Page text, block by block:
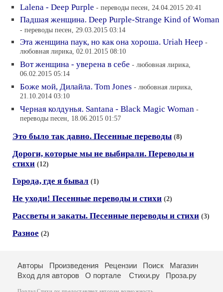
Lalena - Deep Purple - переводы песен, 24.04.2015 20:41
Падшая женщина. Deep Purple-Strange Kind of Woman
- переводы песен, 29.03.2015 03:14
Эта женщина паук, но как она хороша. Uriah Heep -
любовная лирика, 02.01.2015 08:10
Вот женщина - уверена в себе - любовная лирика,
06.02.2015 05:14
Боже мой, Дилайла. Tom Jones - любовная лирика,
21.10.2014 03:10
Черная колдунья. Santana - Black Magic Woman -
переводы песен, 18.06.2015 01:57
Это было так давно. Песенные переводы (8)
Дороги, которые мы не выбирали. Переводы и
стихи (12)
Города, где я бывал (1)
Не уходи! Песенные переводы и стихи (2)
Рассветы и закаты. Песенные переводы и стихи (3)
Разное (2)
Авторы Произведения Рецензии Поиск
Магазин
Вход для авторов
О портале Стихи.ру Проза.ру